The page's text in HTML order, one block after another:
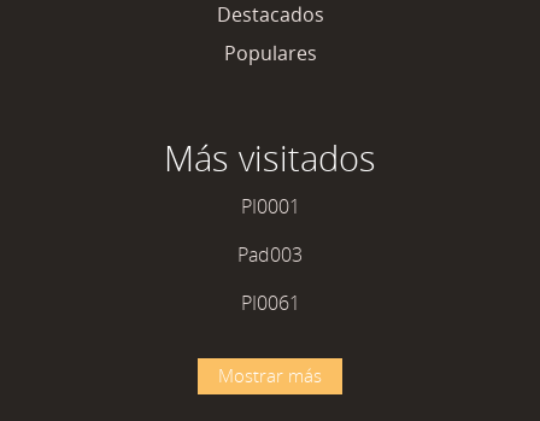
Destacados
Populares
Más visitados
PI0001
Pad003
PI0061
Mostrar más